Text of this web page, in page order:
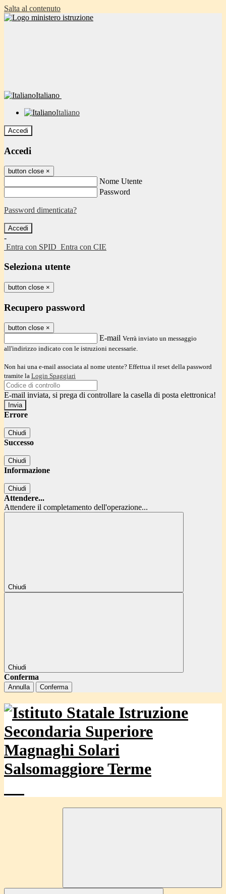
Salta al contenuto
Italiano
Italiano
Accedi
Accedi
button close ×
Nome Utente
Password
Password dimenticata?
-
Entra con SPID Entra con CIE
Seleziona utente
button close ×
Recupero password
button close ×
E-mail Verrà inviato un messaggio
all'indirizzo indicato con le istruzioni necessarie.
Non hai una e-mail associata al nome utente? Effettua il reset della password
tramite la Login Spaggiari
E-mail inviata, si prega di controllare la casella di posta elettronica!
Errore
Chiudi
Successo
Chiudi
Informazione
Chiudi
Attendere...
Attendere il completamento dell'operazione...
Chiudi
Chiudi
Conferma
Annulla Conferma